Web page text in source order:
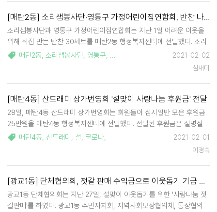
[매탄2동] 소리샘봉사단·영통구 가정어린이집연합회, 반찬 나눔으로 이웃 사랑 실천
소리샘봉사단과 영통구 가정어린이집연합회는 지난 1일 어려운 이웃을
위해 직접 만든 반찬 30세트를 매탄2동 행정복지센터에 전달했다. 소리
샘봉사단은 매월 반찬 세트를 매탄2동의 어려운 이웃을 위해 후원해오고
있다. 이 날은 매서운 한파에도 불구하고 아침부터 손수 만든 나물, 불고
매탄2동, 소리샘봉사단, 영통구, 가정어린이집연합회
2021-02-02
심새미
[매탄4동] 산드래미 상가번영회 '설맞이 사랑나눔 후원금' 전달
28일, 매탄4동 산드래미 상가번영회는 회원들이 십시일반 모은 후원금
25만원을 매탄4동 행정복지센터에 전달했다. 전달된 후원금은 설명절
선물세트를 구매하여 관내 저소득 가정 10가구에 전달될 예정이다. 매탄
4동 산드래미 상가번영회는 매년 관내 어려운 이웃을 위해 후원금(품)을
매탄4동, 산드래미 , 설, 코로나,
2021-02-01
이경숙
[광교1동] 단체협의회, 젓갈 판매 수익금으로 이웃돕기 기금 마련
광교1동 단체협의회는 지난 27일, 설맞이 이웃돕기를 위한 '사랑나눔 젓
갈판매'를 하였다. 광교1동 주민자치회, 지역사회보장협의체, 통장협의